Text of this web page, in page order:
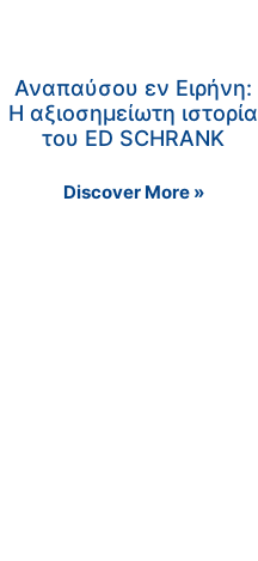
en/prize/2024-
Αναπαύσου εν Ειρήνη:
Η αξιοσημείωτη ιστορία
του ED SCHRANK
Discover More »